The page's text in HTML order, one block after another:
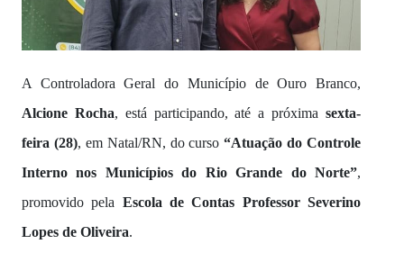
A Controladora Geral do Município de Ouro Branco,
Alcione Rocha, está participando, até a próximasexta-
feira (28), em Natal/RN, do curso“Atuação do Controle
Interno nos Municípios do Rio Grande do Norte”,
promovido pela Escola de Contas Professor Severino
Lopes de Oliveira.